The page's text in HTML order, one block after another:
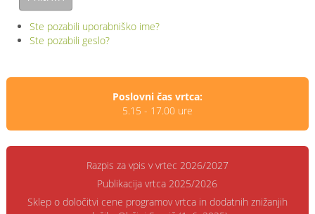
Ste pozabili uporabniško ime?
Ste pozabili geslo?
Poslovni čas vrtca:
5.15 - 17.00 ure
Razpis za vpis v vrtec 2026/2027
Publikacija vrtca 2025/2026
Sklep o določitvi cene programov vrtca in dodatnih znižanjih